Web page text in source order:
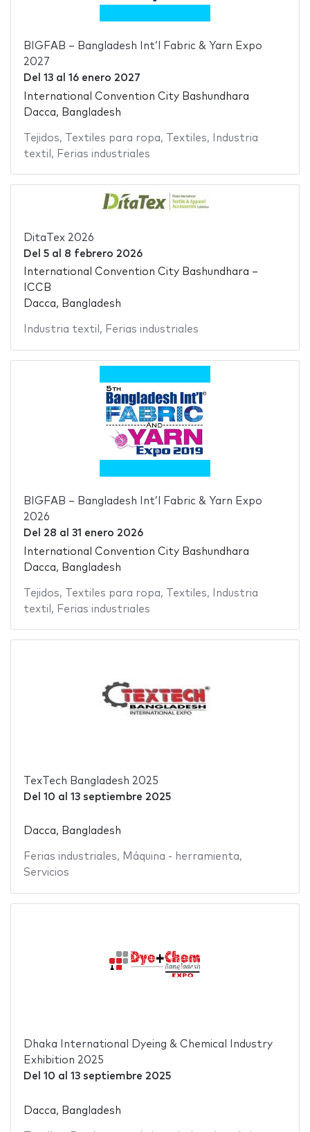
BIGFAB – Bangladesh Int’l Fabric & Yarn Expo
2027
Del 13al 16 enero 2027
International Convention City Bashundhara
Dacca, Bangladesh
Tejidos, Textiles para ropa, Textiles,
Industria
textil , Ferias industriales
DitaTex 2026
Del 5al 8 febrero 2026
International Convention City Bashundhara –
ICCB
Dacca, Bangladesh
Industria textil , Ferias industriales
BIGFAB – Bangladesh Int’l Fabric & Yarn Expo
2026
Del 28 al 31 enero 2026
International Convention City Bashundhara
Dacca, Bangladesh
Tejidos, Textiles para ropa, Textiles,
Industria
textil , Ferias industriales
TexTech Bangladesh 2025
Del 10 al 13 septiembre 2025
Dacca, Bangladesh
Ferias industriales, Máquina - herramienta,
Servicios
Dhaka International Dyeing & Chemical Industry
Exhibition 2025
Del 10 al 13 septiembre 2025
Dacca, Bangladesh